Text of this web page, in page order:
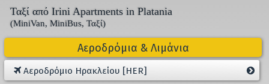
Ταξί από Irini Apartments in Platania
(MiniVan, MiniBus, Ταξί)
Αεροδρόμια & Λιμάνια
Αεροδρόμιο Ηρακλείου [HER]